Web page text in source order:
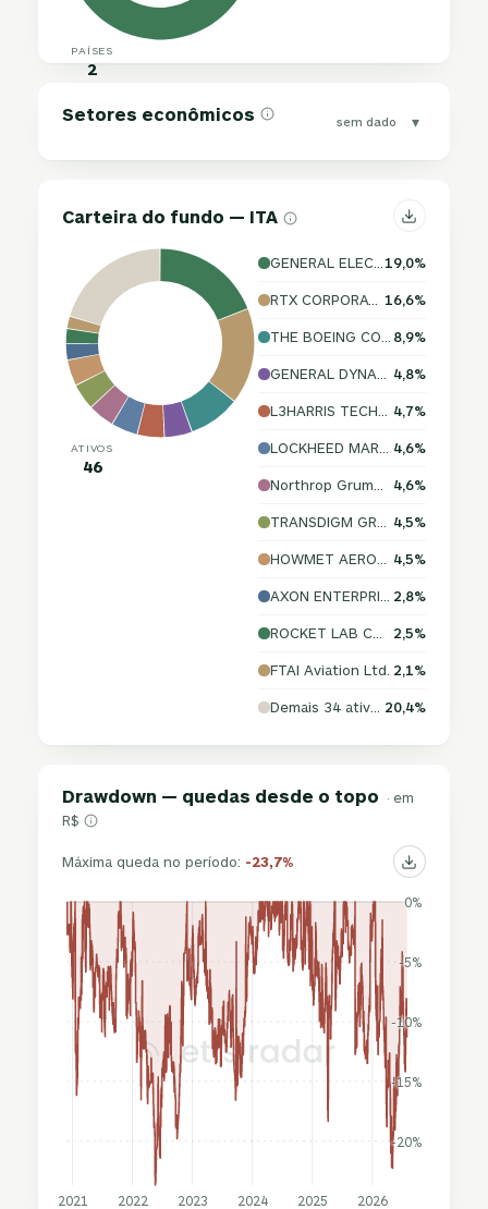
PAÍSES
2
Setores econômicos sem dado ▾
Carteira do fundo — ITA
ATIVOS
46
19,0%
16,6%
8,9%
4,8%
4,7%
4,6%
4,6%
4,5%
4,5%
2,8%
2,5%
FTAI Aviation Ltd. 2,1%
20,4%
Drawdown — quedas desde o topo · em
R$
Máxima queda no período: -23,7%
-20%
-15%
-10%
-5%
0%
2021 2022 2023 2024 2025 2026